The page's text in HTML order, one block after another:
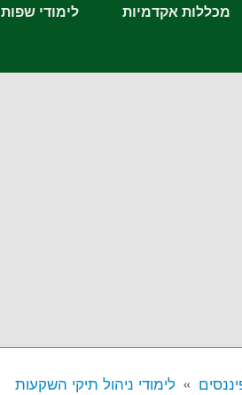
מכללות אקדמיות לימודי שפות
לימודי ניהול תיקי השקעות